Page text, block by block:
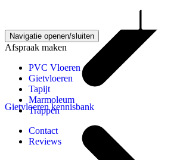
Navigatie openen/sluiten
Afspraak maken
PVC Vloeren
Gietvloeren
Tapijt
Marmoleum
Trappen
Contact
Reviews
Gietvloeren kennisbank